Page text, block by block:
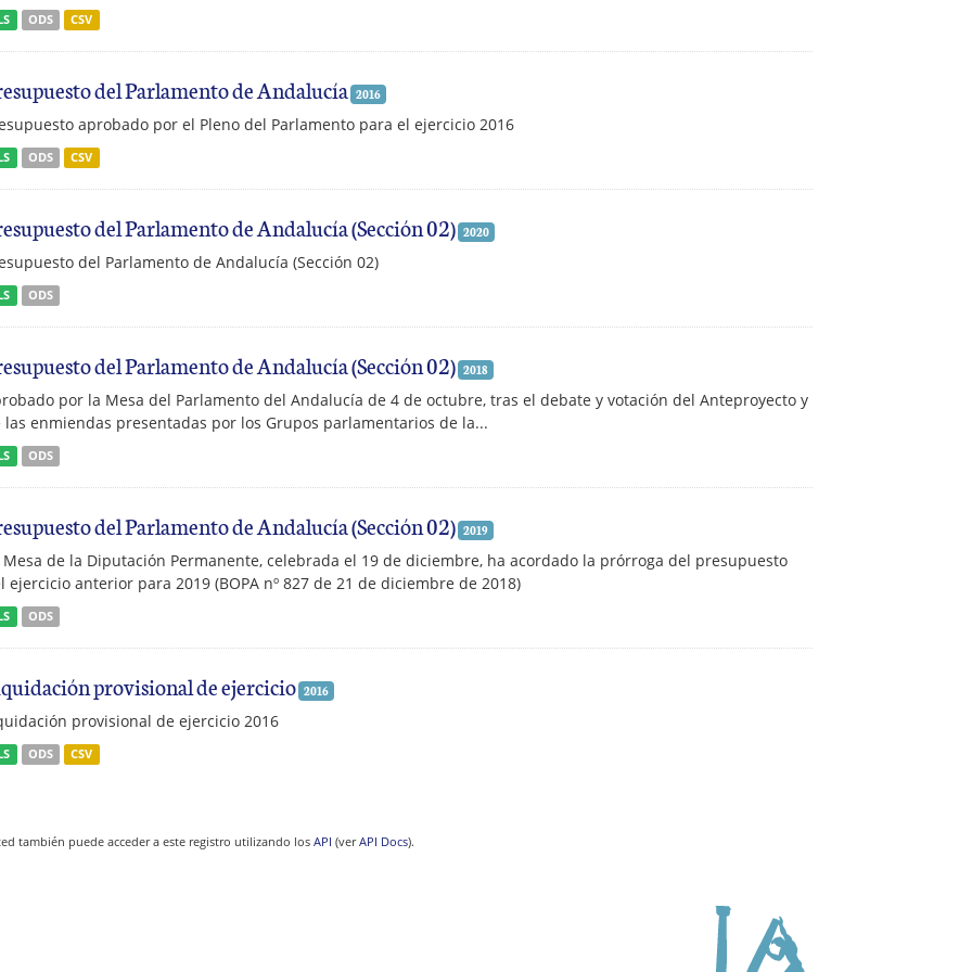
ODS CSV
del Parlamento de Andalucía 2016
aprobado por el Pleno del Parlamento para el ejercicio 2016
ODS CSV
del Parlamento de Andalucía (Sección 02) 2020
del Parlamento de Andalucía (Sección 02)
ODS
del Parlamento de Andalucía (Sección 02) 2018
por la Mesa del Parlamento del Andalucía de 4 de octubre, tras el debate y votación del Anteproyecto y
las enmiendas presentadas por los Grupos parlamentarios de la...
ODS
del Parlamento de Andalucía (Sección 02) 2019
Mesa de la Diputación Permanente, celebrada el 19 de diciembre, ha acordado la prórroga del presupuesto
ejercicio anterior para 2019 (BOPA nº 827 de 21 de diciembre de 2018)
ODS
provisional de ejercicio 2016
provisional de ejercicio 2016
ODS CSV
también puede acceder a este registro utilizando los API (verAPI Docs).